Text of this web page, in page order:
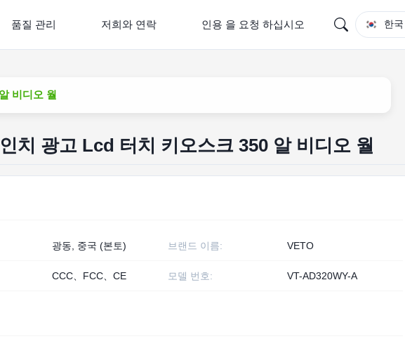
품질 관리 저희와 연락 인용 을 요청 하십시오 한국
비디오 월
치 광고 Lcd 터치 키오스크 350 알 비디오 월
광동, 중국 (본토) 브랜드 이름: VETO
CCC、FCC、CE 모델 번호: VT-AD320WY-A